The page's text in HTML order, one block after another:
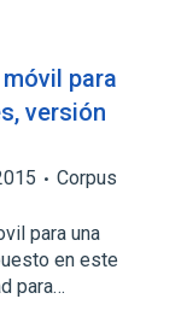
para
versión
Corpus
para una
en este
para…